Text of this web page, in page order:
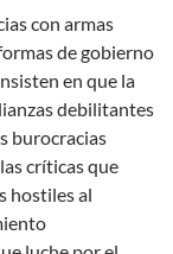
con armas
de gobierno
en que la
debilitantes
burocracias
críticas que
hostiles al